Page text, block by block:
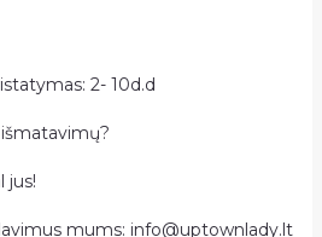
2- 10d.d
jus!
mums: info@uptownlady.lt